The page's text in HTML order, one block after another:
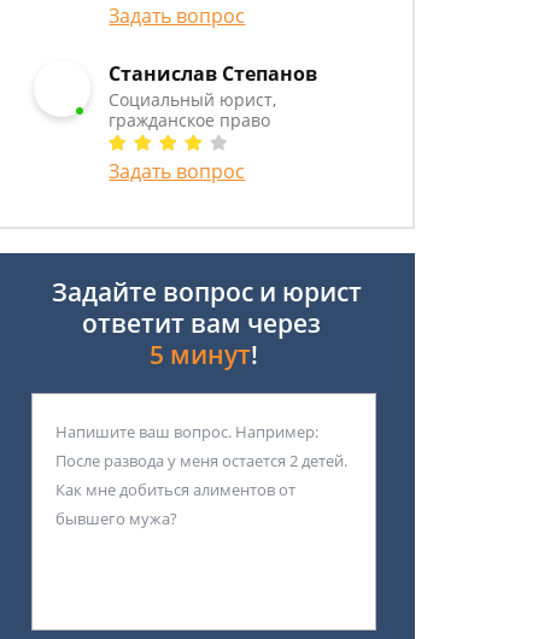
Задать вопрос
Станислав Степанов
Социальный юрист,
гражданское право
Задать вопрос
Задайте вопрос и юрист
ответит вам через
5 минут!